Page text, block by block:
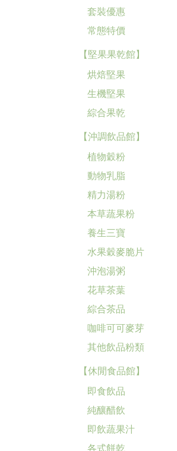
套裝優惠
常態特價
【堅果果乾館】
烘焙堅果
生機堅果
綜合果乾
【沖調飲品館】
植物穀粉
動物乳脂
精力湯粉
本草蔬果粉
養生三寶
水果穀麥脆片
沖泡湯粥
花草茶葉
綜合茶品
咖啡可可麥芽
其他飲品粉類
【休閒食品館】
即食飲品
純釀醋飲
即飲蔬果汁
各式餅乾